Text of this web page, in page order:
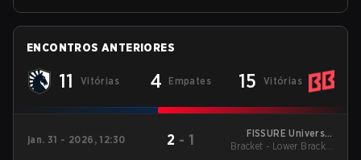
ENCONTROS ANTERIORES
11 Vitórias 4 Empates 15 Vitórias
jan. 31 - 2026, 12:30 2 - 1
FISSURE Universe:
Episode 8
Bracket - Lower Bracket